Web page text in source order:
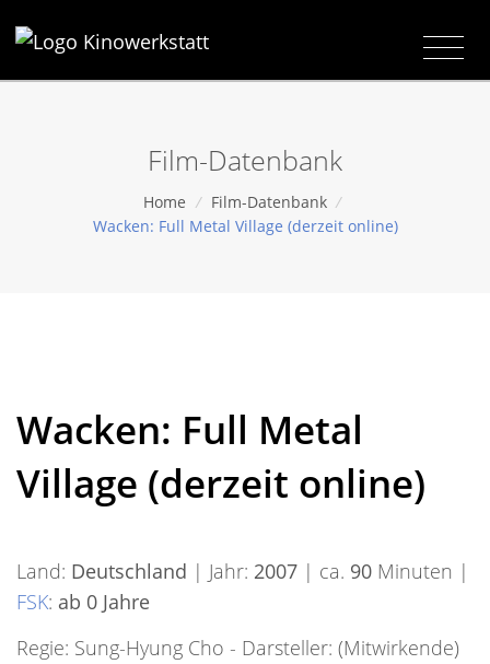
Film-Datenbank
Home / Film-Datenbank /
Wacken: Full Metal Village (derzeit online)
Wacken: Full Metal
Village (derzeit online)
Land: Deutschland | Jahr: 2007 | ca. 90 Minuten |
FSK: ab 0 Jahre
Regie: Sung-Hyung Cho - Darsteller: (Mitwirkende)